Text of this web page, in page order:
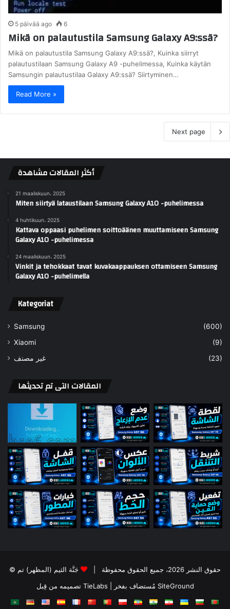
5 päivää ago 6
Mikä on palautustila Samsung Galaxy A9:ssä?
Mikä on palautustila Samsung Galaxy A9:ssä?, Kuinka siirryt
palautustilaan Samsung Galaxy A9 -puhelimessa, Kuinka käytän
Samsungin palautustilaa Galaxy A9:ssä? Siirtyminen…
Read More »
Next page
أكثر المقالات مشاهدة
21 maaliskuun، 2025
Miten siirtyä lataustilaan Samsung Galaxy A10 -puhelimessa
4 huhtikuun، 2025
Kattava oppaasi puhelimen soittoäänen muuttamiseen Samsung
Galaxy A10 -puhelimessa
24 maaliskuun، 2025
Vinkit ja tehokkaat tavat kuvakaappauksen ottamiseen Samsung
Galaxy A10 -puhelimella
Kategoriat
Samsung
(600)
Xiaomi
(9)
غير مصنف
(23)
المقالات التى تم تحديثها
© حقوق النشر 2026، جميع الحقوق محفوظة |
جَنَّة الثيم (المظهر) تم
تصميمه من قِبل TieLabs
SiteGround